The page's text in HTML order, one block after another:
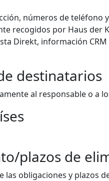
números de teléfono
recogidos por Haus
Direkt, información
destinatarios
al responsable o a
plazos de
las obligaciones y plazos